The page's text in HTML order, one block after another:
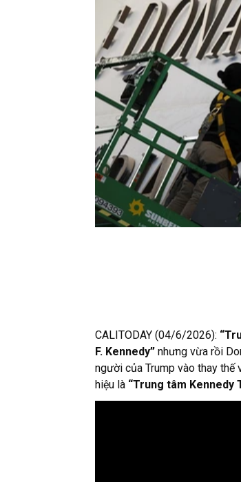
CALITODAY (04/6/2026):
F. Kennedy” nhưng vừa rồi
người của Trump vào thay thế
hiệu là “Trung tâm Kennedy